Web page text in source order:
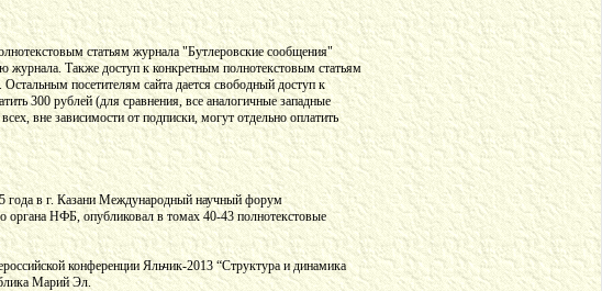
статьям журнала "Бутлеровские сообщения"
журнала. Также доступ к конкретным полнотекстовым статьям
посетителям сайта дается свободный доступ к
300 рублей (для сравнения, все аналогичные западные
вне зависимости от подписки, могут отдельно оплатить
в г. Казани Международный научный форум
органа НФБ, опубликовал в томах 40-43 полнотекстовые
конференции Яльчик-2013 “Структура и динамика
Марий Эл.